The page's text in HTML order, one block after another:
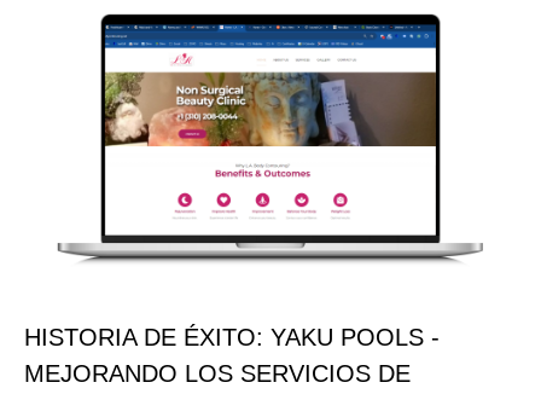
HISTORIA DE ÉXITO: YAKU POOLS -
MEJORANDO LOS SERVICIOS DE